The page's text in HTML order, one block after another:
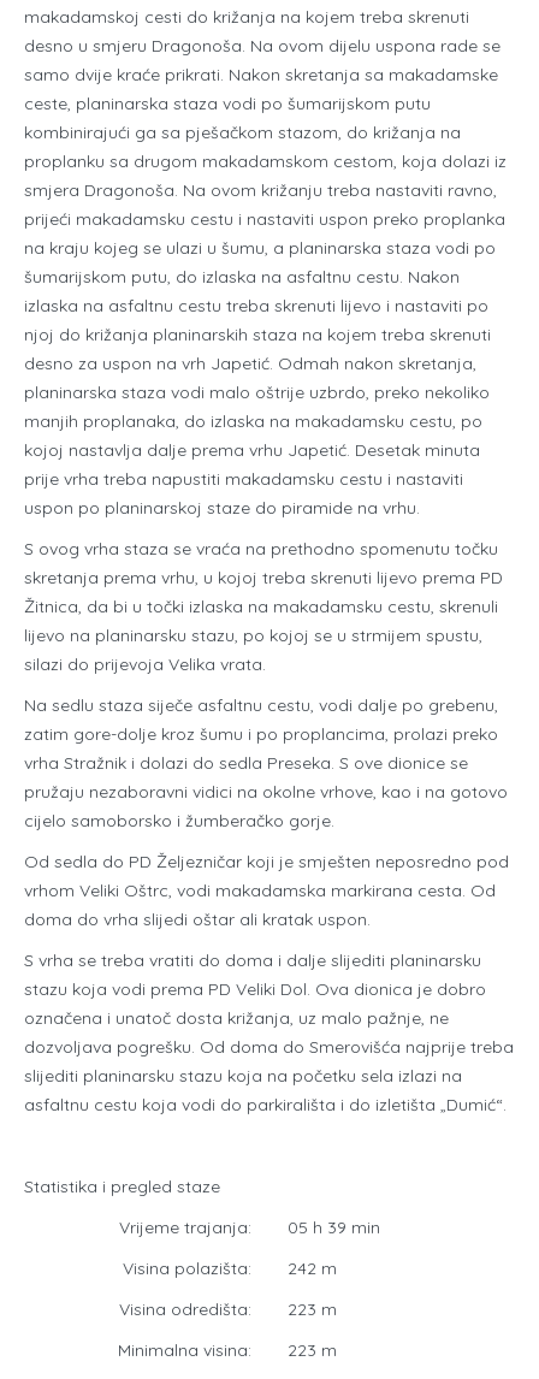
makadamskoj cesti do križanja na kojem treba skrenuti
desno u smjeru Dragonoša. Na ovom dijelu uspona rade se
samo dvije kraće prikrati. Nakon skretanja sa makadamske
ceste, planinarska staza vodi po šumarijskom putu
kombinirajući ga sa pješačkom stazom, do križanja na
proplanku sa drugom makadamskom cestom, koja dolazi iz
smjera Dragonoša. Na ovom križanju treba nastaviti ravno,
prijeći makadamsku cestu i nastaviti uspon preko proplanka
na kraju kojeg se ulazi u šumu, a planinarska staza vodi po
šumarijskom putu, do izlaska na asfaltnu cestu. Nakon
izlaska na asfaltnu cestu treba skrenuti lijevo i nastaviti po
njoj do križanja planinarskih staza na kojem treba skrenuti
desno za uspon na vrh Japetić. Odmah nakon skretanja,
planinarska staza vodi malo oštrije uzbrdo, preko nekoliko
manjih proplanaka, do izlaska na makadamsku cestu, po
kojoj nastavlja dalje prema vrhu Japetić. Desetak minuta
prije vrha treba napustiti makadamsku cestu i nastaviti
uspon po planinarskoj staze do piramide na vrhu.
S ovog vrha staza se vraća na prethodno spomenutu točku
skretanja prema vrhu, u kojoj treba skrenuti lijevo prema PD
Žitnica, da bi u točki izlaska na makadamsku cestu, skrenuli
lijevo na planinarsku stazu, po kojoj se u strmijem spustu,
silazi do prijevoja Velika vrata.
Na sedlu staza siječe asfaltnu cestu, vodi dalje po grebenu,
zatim gore-dolje kroz šumu i po proplancima, prolazi preko
vrha Stražnik i dolazi do sedla Preseka. S ove dionice se
pružaju nezaboravni vidici na okolne vrhove, kao i na gotovo
cijelo samoborsko i žumberačko gorje.
Od sedla do PD Željezničar koji je smješten neposredno pod
vrhom Veliki Oštrc, vodi makadamska markirana cesta. Od
doma do vrha slijedi oštar ali kratak uspon.
S vrha se treba vratiti do doma i dalje slijediti planinarsku
stazu koja vodi prema PD Veliki Dol. Ova dionica je dobro
označena i unatoč dosta križanja, uz malo pažnje, ne
dozvoljava pogrešku. Od doma do Smerovišća najprije treba
slijediti planinarsku stazu koja na početku sela izlazi na
asfaltnu cestu koja vodi do parkirališta i do izletišta „Dumić“.
Statistika i pregled staze
Vrijeme trajanja:
05 h 39 min
Visina polazišta:
242 m
Visina odredišta:
223 m
Minimalna visina:
223 m